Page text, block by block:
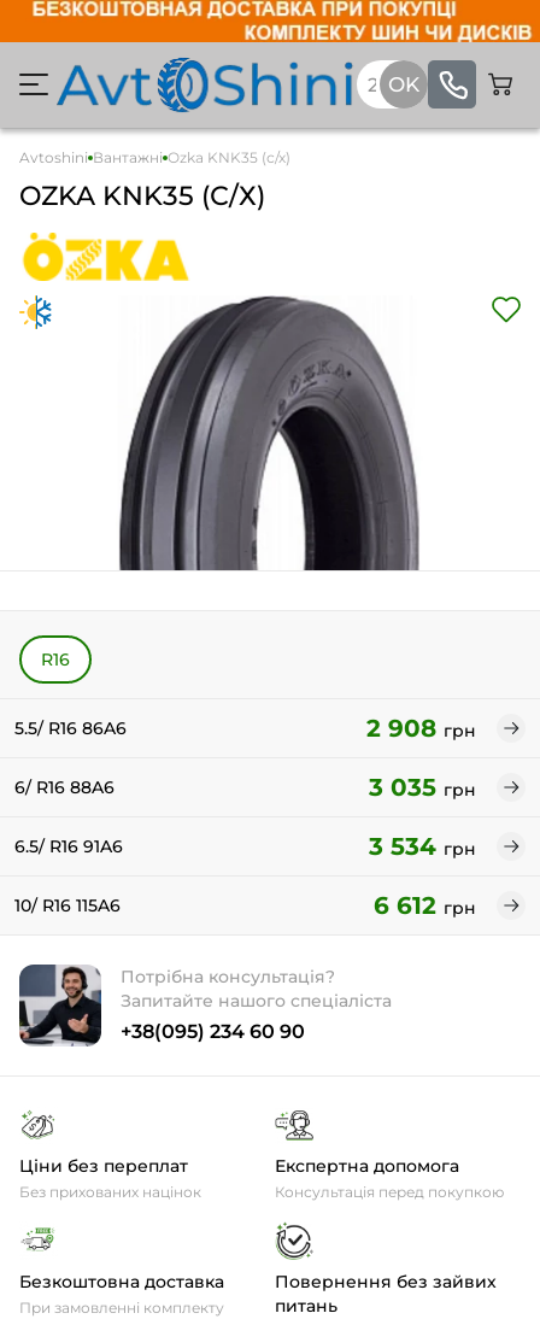
Avtoshini Вантажні Ozka KNK35 (с/х)
OZKA KNK35 (С/Х)
R16
5.5/ R16 86A6 2 908 грн
6/ R16 88A6 3 035 грн
6.5/ R16 91A6 3 534 грн
10/ R16 115A6 6 612 грн
Потрібна консультація?
Запитайте нашого спеціаліста
+38(095) 234 60 90
Ціни без переплат
Без прихованих націнок
Експертна допомога
Консультація перед покупкою
Безкоштовна доставка
При замовленні комплекту
Повернення без зайвих
питань